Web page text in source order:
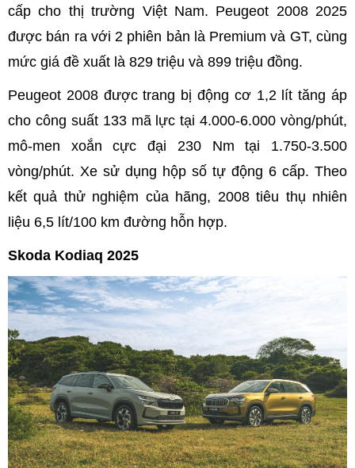
cấp cho thị trường Việt Nam. Peugeot 2008 2025
được bán ra với 2 phiên bản là Premium và GT, cùng
mức giá đề xuất là 829 triệu và 899 triệu đồng.
Peugeot 2008 được trang bị động cơ 1,2 lít tăng áp
cho công suất 133 mã lực tại 4.000-6.000 vòng/phút,
mô-men xoắn cực đại 230 Nm tại 1.750-3.500
vòng/phút. Xe sử dụng hộp số tự động 6 cấp. Theo
kết quả thử nghiệm của hãng, 2008 tiêu thụ nhiên
liệu 6,5 lít/100 km đường hỗn hợp.
Skoda Kodiaq 2025